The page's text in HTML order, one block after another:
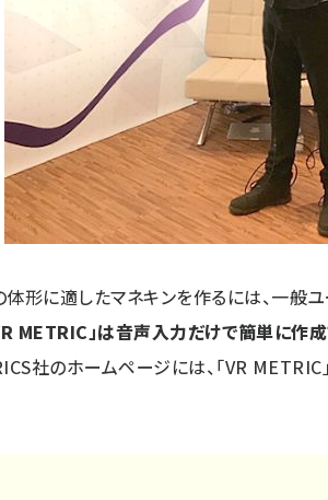
形に適したマネキンを作るには、一般
METRIC」は音声入力だけで簡単に作
社のホームページには、「VR